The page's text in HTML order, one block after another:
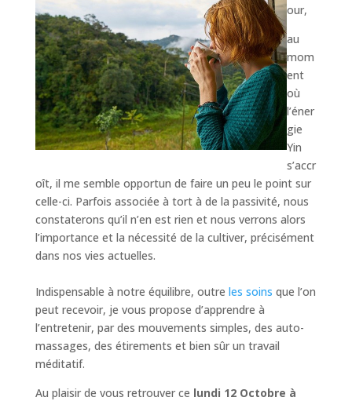
our,
au
mom
ent
où
l’éner
gie
Yin
s’accr
oît, il me semble opportun de faire un peu le point sur
celle-ci. Parfois associée à tort à de la passivité, nous
constaterons qu’il n’en est rien et nous verrons alors
l’importance et la nécessité de la cultiver, précisément
dans nos vies actuelles.
Indispensable à notre équilibre, outre les soins que l’on
peut recevoir, je vous propose d’apprendre à
l’entretenir, par des mouvements simples, des auto-
massages, des étirements et bien sûr un travail
méditatif.
Au plaisir de vous retrouver ce lundi 12 Octobre à